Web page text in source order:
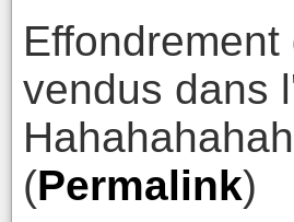
vendus dans
(Permalink)